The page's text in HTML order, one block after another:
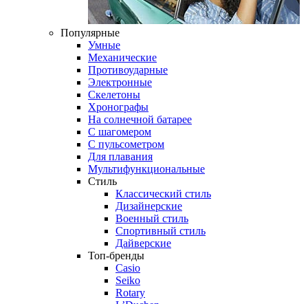
Популярные
Умные
Механические
Противоударные
Электронные
Скелетоны
Хронографы
На солнечной батарее
С шагомером
С пульсометром
Для плавания
Мультифункциональные
Стиль
Классический стиль
Дизайнерские
Военный стиль
Спортивный стиль
Дайверские
Топ-бренды
Casio
Seiko
Rotary